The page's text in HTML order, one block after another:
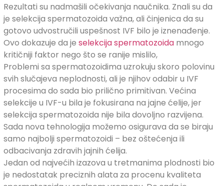
Rezultati su nadmašili očekivanja naučnika. Znali su da
je selekcija spermatozoida važna, ali činjenica da su
gotovo udvostručili uspešnost IVF bilo je iznenađenje.
Ovo dokazuje da je selekcija spermatozoida mnogo
kritičniji faktor nego što se ranije mislilo,
Problemi sa spermatozoidima uzrokuju skoro polovinu
svih slučajeva neplodnosti, ali je njihov odabir u IVF
procesima do sada bio prilično primitivan. Većina
selekcije u IVF-u bila je fokusirana na jajne ćelije, jer
selekcija spermatozoida nije bila dovoljno razvijena.
Sada nova tehnologija možemo osigurava da se biraju
samo najbolji spermatozoidi – bez oštećenja ili
odbacivanja zdravih jajnih ćelija.
Jedan od najvećih izazova u tretmanima plodnosti bio
je nedostatak preciznih alata za procenu kvaliteta